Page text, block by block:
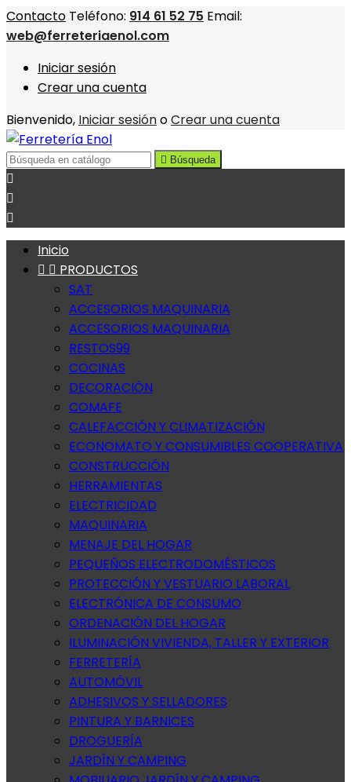
Contacto Teléfono: 914 61 52 75 Email:
web@ferreteriaenol.com
Iniciar sesión
Crear una cuenta
Bienvenido, Iniciar sesiónoCrear una cuenta
 Búsqueda



Inicio
  PRODUCTOS
SAT
ACCESORIOS MAQUINARIA
ACCESORIOS MAQUINARIA
RESTOS99
COCINAS
DECORACIÓN
COMAFE
CALEFACCIÓN Y CLIMATIZACIÓN
ECONOMATO Y CONSUMIBLES COOPERATIVA
CONSTRUCCIÓN
HERRAMIENTAS
ELECTRICIDAD
MAQUINARIA
MENAJE DEL HOGAR
PEQUEÑOS ELECTRODOMÉSTICOS
PROTECCIÓN Y VESTUARIO LABORAL
ELECTRÓNICA DE CONSUMO
ORDENACIÓN DEL HOGAR
ILUMINACIÓN VIVIENDA, TALLER Y EXTERIOR
FERRETERÍA
AUTOMÓVIL
ADHESIVOS Y SELLADORES
PINTURA Y BARNICES
DROGUERÍA
JARDÍN Y CAMPING